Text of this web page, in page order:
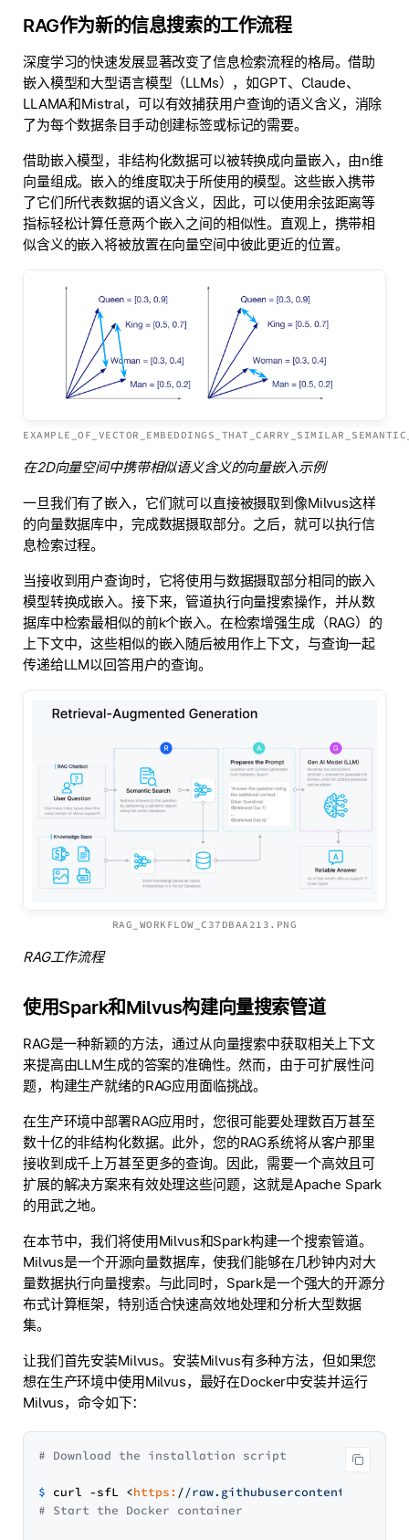
RAG作为新的信息搜索的工作流程
深度学习的快速发展显著改变了信息检索流程的格局。借助
嵌入模型和大型语言模型（LLMs），如GPT、Claude、
LLAMA和Mistral，可以有效捕获用户查询的语义含义，消除
了为每个数据条目手动创建标签或标记的需要。
借助嵌入模型，非结构化数据可以被转换成向量嵌入，由n维
向量组成。嵌入的维度取决于所使用的模型。这些嵌入携带
了它们所代表数据的语义含义，因此，可以使用余弦距离等
指标轻松计算任意两个嵌入之间的相似性。直观上，携带相
似含义的嵌入将被放置在向量空间中彼此更近的位置。
在2D向量空间中携带相似语义含义的向量嵌入示例
一旦我们有了嵌入，它们就可以直接被摄取到像Milvus这样
的向量数据库中，完成数据摄取部分。之后，就可以执行信
息检索过程。
当接收到用户查询时，它将使用与数据摄取部分相同的嵌入
模型转换成嵌入。接下来，管道执行向量搜索操作，并从数
据库中检索最相似的前k个嵌入。在检索增强生成（RAG）的
上下文中，这些相似的嵌入随后被用作上下文，与查询一起
传递给LLM以回答用户的查询。
RAG_WORKFLOW_C37DBAA213.PNG
RAG工作流程
使用Spark和Milvus构建向量搜索管道
RAG是一种新颖的方法，通过从向量搜索中获取相关上下文
来提高由LLM生成的答案的准确性。然而，由于可扩展性问
题，构建生产就绪的RAG应用面临挑战。
在生产环境中部署RAG应用时，您很可能要处理数百万甚至
数十亿的非结构化数据。此外，您的RAG系统将从客户那里
接收到成千上万甚至更多的查询。因此，需要一个高效且可
扩展的解决方案来有效处理这些问题，这就是Apache Spark
的用武之地。
在本节中，我们将使用Milvus和Spark构建一个搜索管道。
Milvus是一个开源向量数据库，使我们能够在几秒钟内对大
量数据执行向量搜索。与此同时，Spark是一个强大的开源分
布式计算框架，特别适合快速高效地处理和分析大型数据
集。
让我们首先安装Milvus。安装Milvus有多种方法，但如果您
想在生产环境中使用Milvus，最好在Docker中安装并运行
Milvus，命令如下：
# Download the installation script
$ curl -sfL <https: //raw.githubusercontent.com/
# Start the Docker container